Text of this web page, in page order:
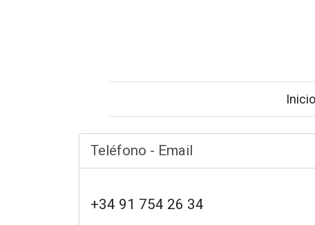
Inicio
Teléfono - Email
+34 91 754 26 34